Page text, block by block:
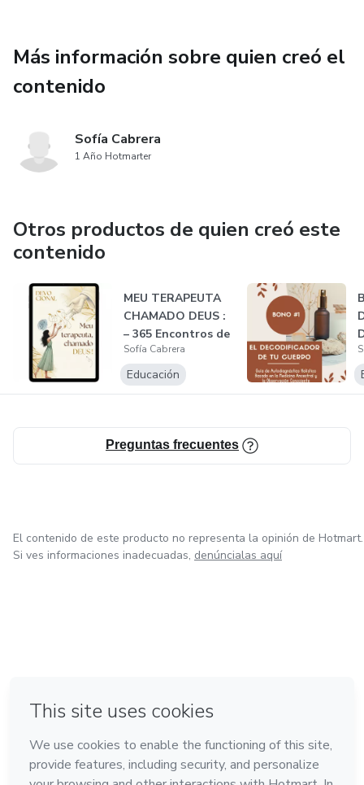
Es más que un recetario; es empoderamiento, ahorro y
conexión con la sabiduría de siempre. Una inversión única
por solo $5 para transformar tu bienestar con lo simple,
Recupera el control. Tu cuerpo agradecerá este regreso a
Más información sobre quien creó el
contenido
Sofía Cabrera
1 Año Hotmarter
Otros productos de quien creó este
contenido
MEU TERAPEUTA
CHAMADO DEUS :
– 365 Encontros de
Consolo e Re...
Sofía Cabrera
Educación
Preguntas frecuentes
El contenido de este producto no representa la opinión de Hotmart.
Si ves informaciones inadecuadas, denúncialas aquí
Hecho con❤ en Belo Horizonte